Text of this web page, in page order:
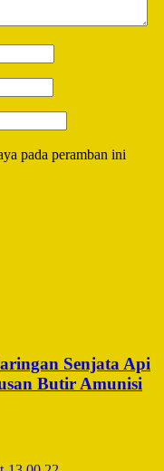
pada peramban ini
Senjata Api
Butir Amunisi